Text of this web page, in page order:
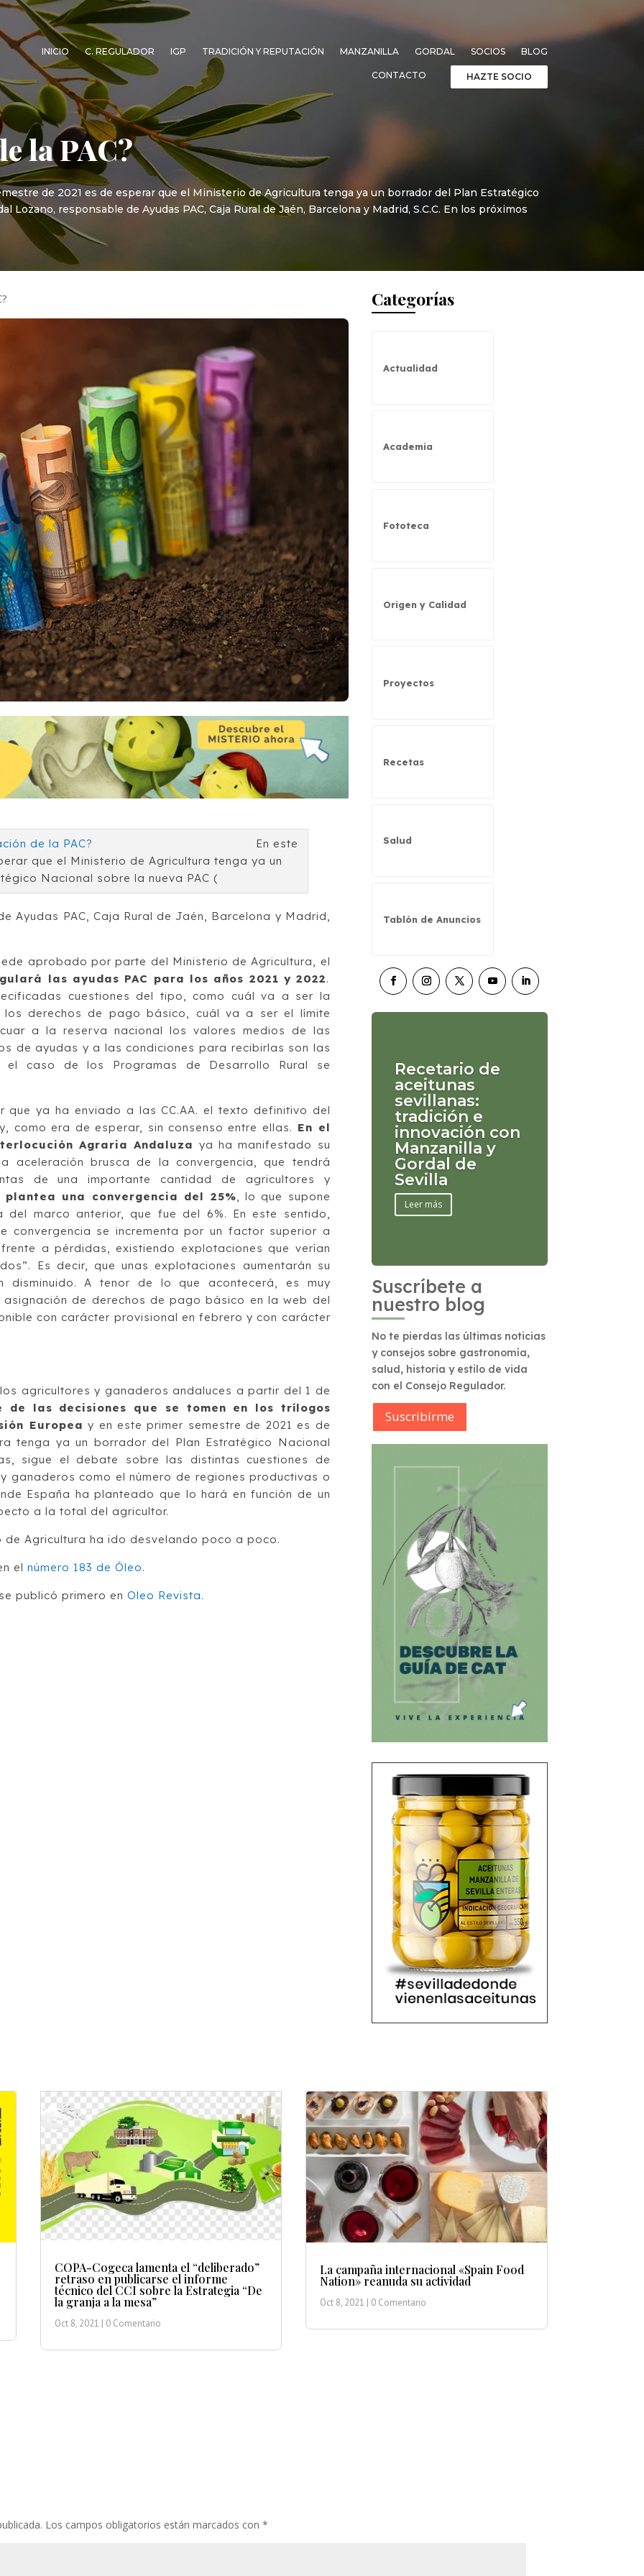
INICIO C. REGULADOR IGP TRADICIÓN Y REPUTACIÓN MANZANILLA GORDAL SOCIOS BLOG
CONTACTO HAZTE SOCIO
la PAC?
de 2021 es de esperar que el Ministerio de Agricultura tenga ya un borrador del Plan Estratégico
Lozano, responsable de Ayudas PAC, Caja Rural de Jaén, Barcelona y Madrid, S.C.C. En los próximos
En este
que el Ministerio de Agricultura tenga ya un
Nacional sobre la nueva PAC (
Ayudas PAC, Caja Rural de Jaén, Barcelona y Madrid,
aprobado por parte del Ministerio de Agricultura, el
las ayudas PAC para los años 2021 y 2022.
cuestiones del tipo, como cuál va a ser la
derechos de pago básico, cuál va a ser el límite
a la reserva nacional los valores medios de las
de ayudas y a las condiciones para recibirlas son las
caso de los Programas de Desarrollo Rural se
que ya ha enviado a las CC.AA. el texto definitivo del
como era de esperar, sin consenso entre ellas. En el
Agraria Andaluza ya ha manifestado su
aceleración brusca de la convergencia, que tendrá
de una importante cantidad de agricultores y
plantea una convergencia del 25%, lo que supone
del marco anterior, que fue del 6%. En este sentido,
convergencia se incrementa por un factor superior a
a pérdidas, existiendo explotaciones que verían
Es decir, que unas explotaciones aumentarán su
A tenor de lo que acontecerá, es muy
asignación de derechos de pago básico en la web del
con carácter provisional en febrero y con carácter
agricultores y ganaderos andaluces a partir del 1 de
de las decisiones que se tomen en los trílogos
Europea y en este primer semestre de 2021 es de
tenga ya un borrador del Plan Estratégico Nacional
sigue el debate sobre las distintas cuestiones de
ganaderos como el número de regiones productivas o
España ha planteado que lo hará en función de un
a la total del agricultor.
Agricultura ha ido desvelando poco a poco.
elnúmero 183 de Óleo.
se publicó primero enOleo Revista.
Categorías
Actualidad
Academia
Fototeca
Origen y Calidad
Proyectos
Recetas
Salud
Tablón de Anuncios
Recetario de
aceitunas
sevillanas:
tradición e
innovación con
Manzanilla y
Gordal de
Sevilla
Leer más
Suscríbete a
nuestro blog
No te pierdas las últimas noticias
y consejos sobre gastronomía,
salud, historia y estilo de vida
con el Consejo Regulador.
Suscribírme
COPA-Cogeca lamenta el “deliberado”
retraso en publicarse el informe
técnico del CCI sobre la Estrategia “De
la granja a la mesa”
Oct 8, 2021 | 0 Comentario
La campaña internacional «Spain Food
Nation» reanuda su actividad
Oct 8, 2021 | 0 Comentario
Los campos obligatorios están marcados con*